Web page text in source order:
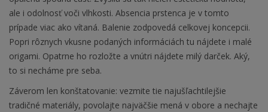
ale i odolnosť voči vlhkosti. Absencia prstenca je v tomto
prípade viac ako vítaná. Balenie zodpovedá celkovej koncepcii.
Popri rôznych vkusne podaných informáciách tu nájdete i malé
origami. Opatrne ho rozložte a vnútri nájdete milý darček. Aký,
to si necháme pre seba.
Záverom len konštatovanie: vezmite tie najušľachtilejšie
tradičné materiály, povolajte najväčšie mená v obore a nechajte